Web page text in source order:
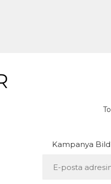
Kampanya